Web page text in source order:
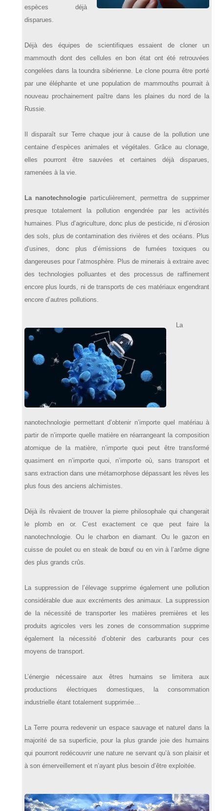
espèces déjà
disparues.
Déjà des équipes de scientifiques essaient de cloner un
mammouth dont des cellules en bon état ont été retrouvées
congelées dans la toundra sibérienne. Le clone pourra être porté
par une éléphante et une population de mammouths pourrait à
nouveau prochainement paître dans les plaines du nord de la
Russie.
Il disparaît sur Terre chaque jour à cause de la pollution une
centaine d’espèces animales et végétales. Grâce au clonage,
elles pourront être sauvées et certaines déjà disparues,
ramenées à la vie.
La nanotechnologie particulièrement, permettra de supprimer
presque totalement la pollution engendrée par les activités
humaines. Plus d’agriculture, donc plus de pesticide, ni d’érosion
des sols, plus de contamination des rivières et des océans. Plus
d’usines, donc plus d’émissions de fumées toxiques ou
dangereuses pour l’atmosphère. Plus de minerais à extraire avec
des technologies polluantes et des processus de raffinement
encore plus lourds, ni de transports de ces matériaux engendrant
encore d’autres pollutions.
La
nanotechnologie permettant d’obtenir n’importe quel matériau à
partir de n’importe quelle matière en réarrangeant la composition
atomique de la matière, n’importe quoi peut être transformé
quasiment en n’importe quoi, n’importe où, sans transport et
sans extraction dans une métamorphose dépassant les rêves les
plus fous des anciens alchimistes.
Déjà ils rêvaient de trouver la pierre philosophale qui changerait
le plomb en or. C’est exactement ce que peut faire la
nanotechnologie. Ou le charbon en diamant. Ou le gazon en
cuisse de poulet ou en steak de bœuf ou en vin à l’arôme digne
des plus grands crûs.
La suppression de l’élevage supprime également une pollution
considérable due aux excréments des animaux. La suppression
de la nécessité de transporter les matières premières et les
produits agricoles vers les zones de consommation supprime
également la nécessité d’obtenir des carburants pour ces
moyens de transport.
L’énergie nécessaire aux êtres humains se limitera aux
productions électriques domestiques, la consommation
industrielle étant totalement supprimée…
La Terre pourra redevenir un espace sauvage et naturel dans la
majorité de sa superficie, pour la plus grande joie des humains
qui pourront redécouvrir une nature ne servant qu’à son plaisir et
à son émerveillement et n’ayant plus besoin d’être exploitée.